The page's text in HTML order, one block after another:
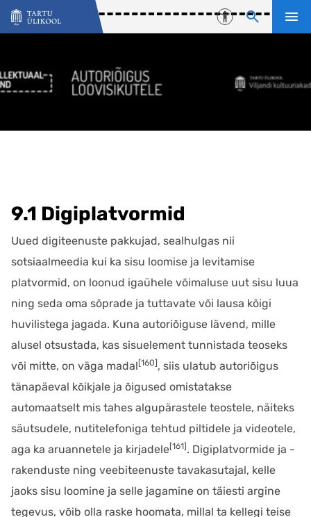
Liigu edasi põhisisu juurde
9.1 Digiplatvormid
Uued digiteenuste pakkujad, sealhulgas nii
sotsiaalmeedia kui ka sisu loomise ja levitamise
platvormid, on loonud igaühele võimaluse uut sisu luua
ning seda oma sõprade ja tuttavate või lausa kõigi
huvilistega jagada. Kuna autoriõiguse lävend, mille
alusel otsustada, kas sisuelement tunnistada teoseks
või mitte, on väga madal [160] , siis ulatub autoriõigus
tänapäeval kõikjale ja õigused omistatakse
automaatselt mis tahes algupärastele teostele, näiteks
säutsudele, nutitelefoniga tehtud piltidele ja videotele,
aga ka aruannetele ja kirjadele[161] . Digiplatvormide ja -
rakenduste ning veebiteenuste tavakasutajal, kelle
jaoks sisu loomine ja selle jagamine on täiesti argine
tegevus, võib olla raske hoomata, millal ta kellegi teise